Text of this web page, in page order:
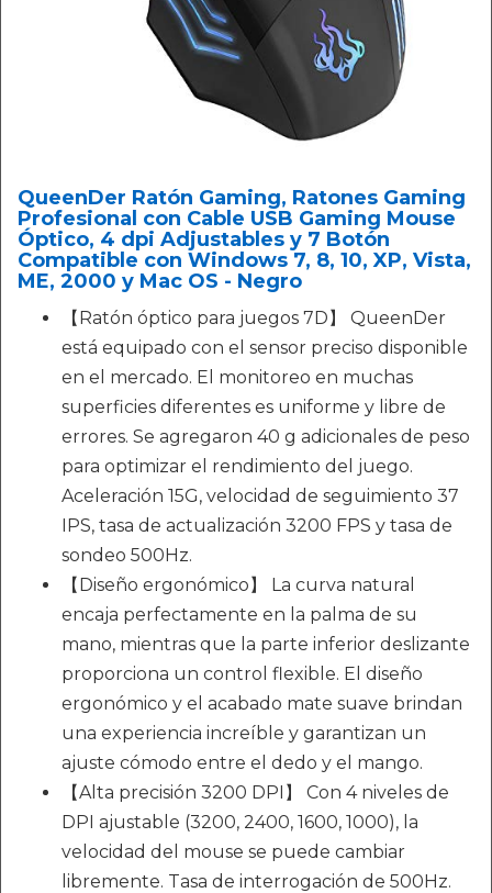
QueenDer Ratón Gaming, Ratones Gaming
Profesional con Cable USB Gaming Mouse
Óptico, 4 dpi Adjustables y 7 Botón
Compatible con Windows 7, 8, 10, XP, Vista,
ME, 2000 y Mac OS - Negro
【Ratón óptico para juegos 7D】 QueenDer
está equipado con el sensor preciso disponible
en el mercado. El monitoreo en muchas
superficies diferentes es uniforme y libre de
errores. Se agregaron 40 g adicionales de peso
para optimizar el rendimiento del juego.
Aceleración 15G, velocidad de seguimiento 37
IPS, tasa de actualización 3200 FPS y tasa de
sondeo 500Hz.
【Diseño ergonómico】 La curva natural
encaja perfectamente en la palma de su
mano, mientras que la parte inferior deslizante
proporciona un control flexible. El diseño
ergonómico y el acabado mate suave brindan
una experiencia increíble y garantizan un
ajuste cómodo entre el dedo y el mango.
【Alta precisión 3200 DPI】 Con 4 niveles de
DPI ajustable (3200, 2400, 1600, 1000), la
velocidad del mouse se puede cambiar
libremente. Tasa de interrogación de 500Hz.